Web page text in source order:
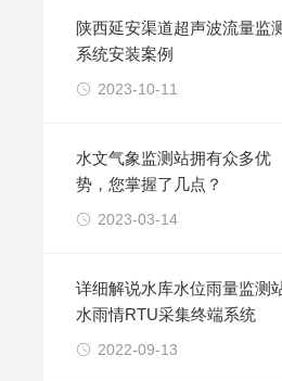
陕西延安渠道超声波流量监
系统安装案例
2023-10-11
水文气象监测站拥有众多优
势，您掌握了几点？
2023-03-14
详细解说水库水位雨量监测
水雨情RTU采集终端系统
2022-09-13